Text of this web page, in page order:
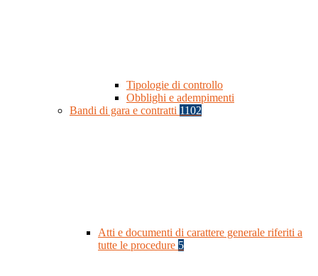
Tipologie di controllo
Obblighi e adempimenti
Bandi di gara e contratti 1102
Atti e documenti di carattere generale riferiti a
tutte le procedure 5